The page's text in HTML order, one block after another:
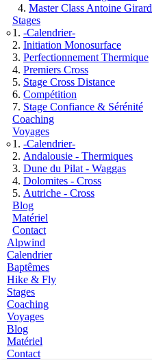
Master Class Antoine Girard
Stages
-Calendrier-
Initiation Monosurface
Perfectionnement Thermique
Premiers Cross
Stage Cross Distance
Compétition
Stage Confiance & Sérénité
Coaching
Voyages
-Calendrier-
Andalousie - Thermiques
Dune du Pilat - Waggas
Dolomites - Cross
Autriche - Cross
Blog
Matériel
Contact
Alpwind
Calendrier
Baptêmes
Hike & Fly
Stages
Coaching
Voyages
Blog
Matériel
Contact